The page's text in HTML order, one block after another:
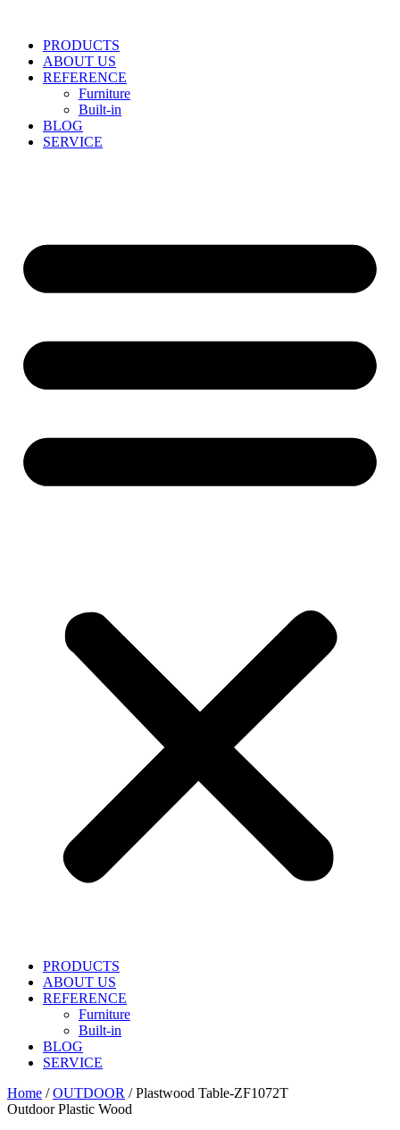
contentPRODUCTS
ABOUT US
REFERENCE
Furniture
Built-in
BLOG
SERVICE
PRODUCTS
ABOUT US
REFERENCE
Furniture
Built-in
BLOG
SERVICE
Home /OUTDOOR / Plastwood Table-ZF1072T
Outdoor Plastic Wood